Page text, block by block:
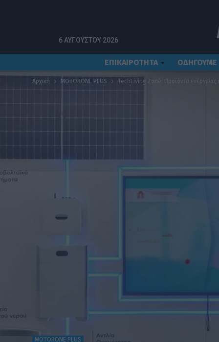
6 ΑΥΓΟΎΣΤΟΥ 2026
ΕΠΙΚΑΙΡΟΤΗΤΑ ΟΔΗΓΟΥΜΕ
Αρχική MOTORONE PLUS TechLiving Zone: Προϊόντα ενέργειας
MOTORONE PLUS